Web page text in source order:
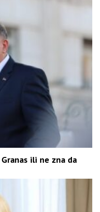
ili ne zna da